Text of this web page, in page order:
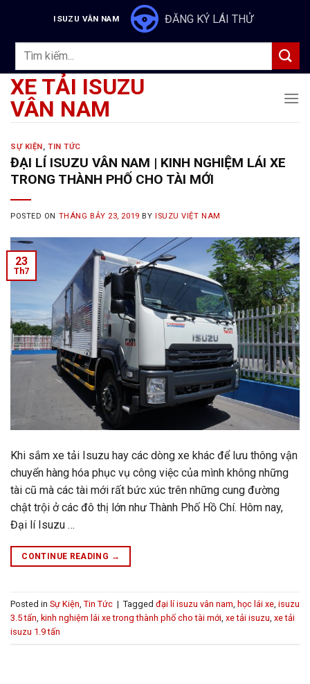
content
ISUZU VÂN NAM ĐĂNG KÝ LÁI THỬ
Tìm
XE TẢI ISUZU
VÂN NAM
SỰ KIỆN,TIN TỨC
ĐẠI LÍ ISUZU VÂN NAM | KINH NGHIỆM LÁI XE
TRONG THÀNH PHỐ CHO TÀI MỚI
POSTED ON THÁNG BẢY 23, 2019 BY ISUZU VIỆT NAM
23
Th7
Khi sắm xe tải Isuzu hay các dòng xe khác để lưu thông vận
chuyển hàng hóa phục vụ công việc của mình không những
tài cũ mà các tài mới rất bức xúc trên những cung đường
chật trội ở các đô thị lớn như Thành Phố Hồ Chí. Hôm nay,
Đại lí Isuzu …
CONTINUE READING →
Posted in Sự Kiện Tin Tức | Tagged đại lí isuzu vân nam học lái xe isuzu
3.5 tấn kinh nghiệm lái xe trong thành phố cho tài mới xe tải isuzu xe tải
isuzu 1.9 tấn